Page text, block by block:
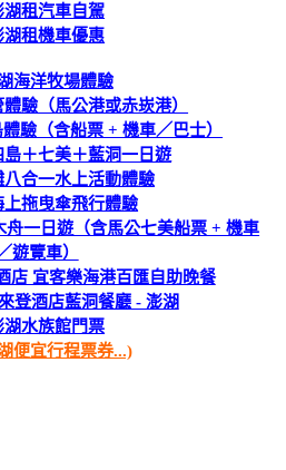
湖租汽車自駕
湖租機車優惠
海洋牧場體驗
驗（馬公港或赤崁港）
驗（含船票 + 機車／巴士）
＋七美＋藍洞一日遊
八合一水上活動體驗
上拖曳傘飛行體驗
一日遊（含馬公七美船票 + 機車
遊覽車）
店 宜客樂海港百匯自助晚餐
登酒店藍洞餐廳 - 澎湖
湖水族館門票
便宜行程票券...)